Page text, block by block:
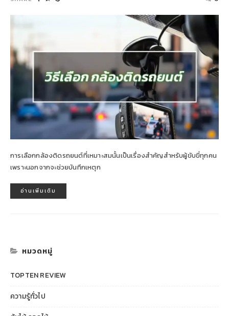
การเลือกกล้องติดรถยนต์ที่เหมาะสมนั้นเป็นเรื่องสำคัญสำหรับผู้ขับขี่ทุกคน
เพราะนอกจากจะช่วยบันทึกเหตุก
อ่านเพิ่มเติม
หมวดหมู่
TOPTEN REVIEW
ความรู้ทั่วไป